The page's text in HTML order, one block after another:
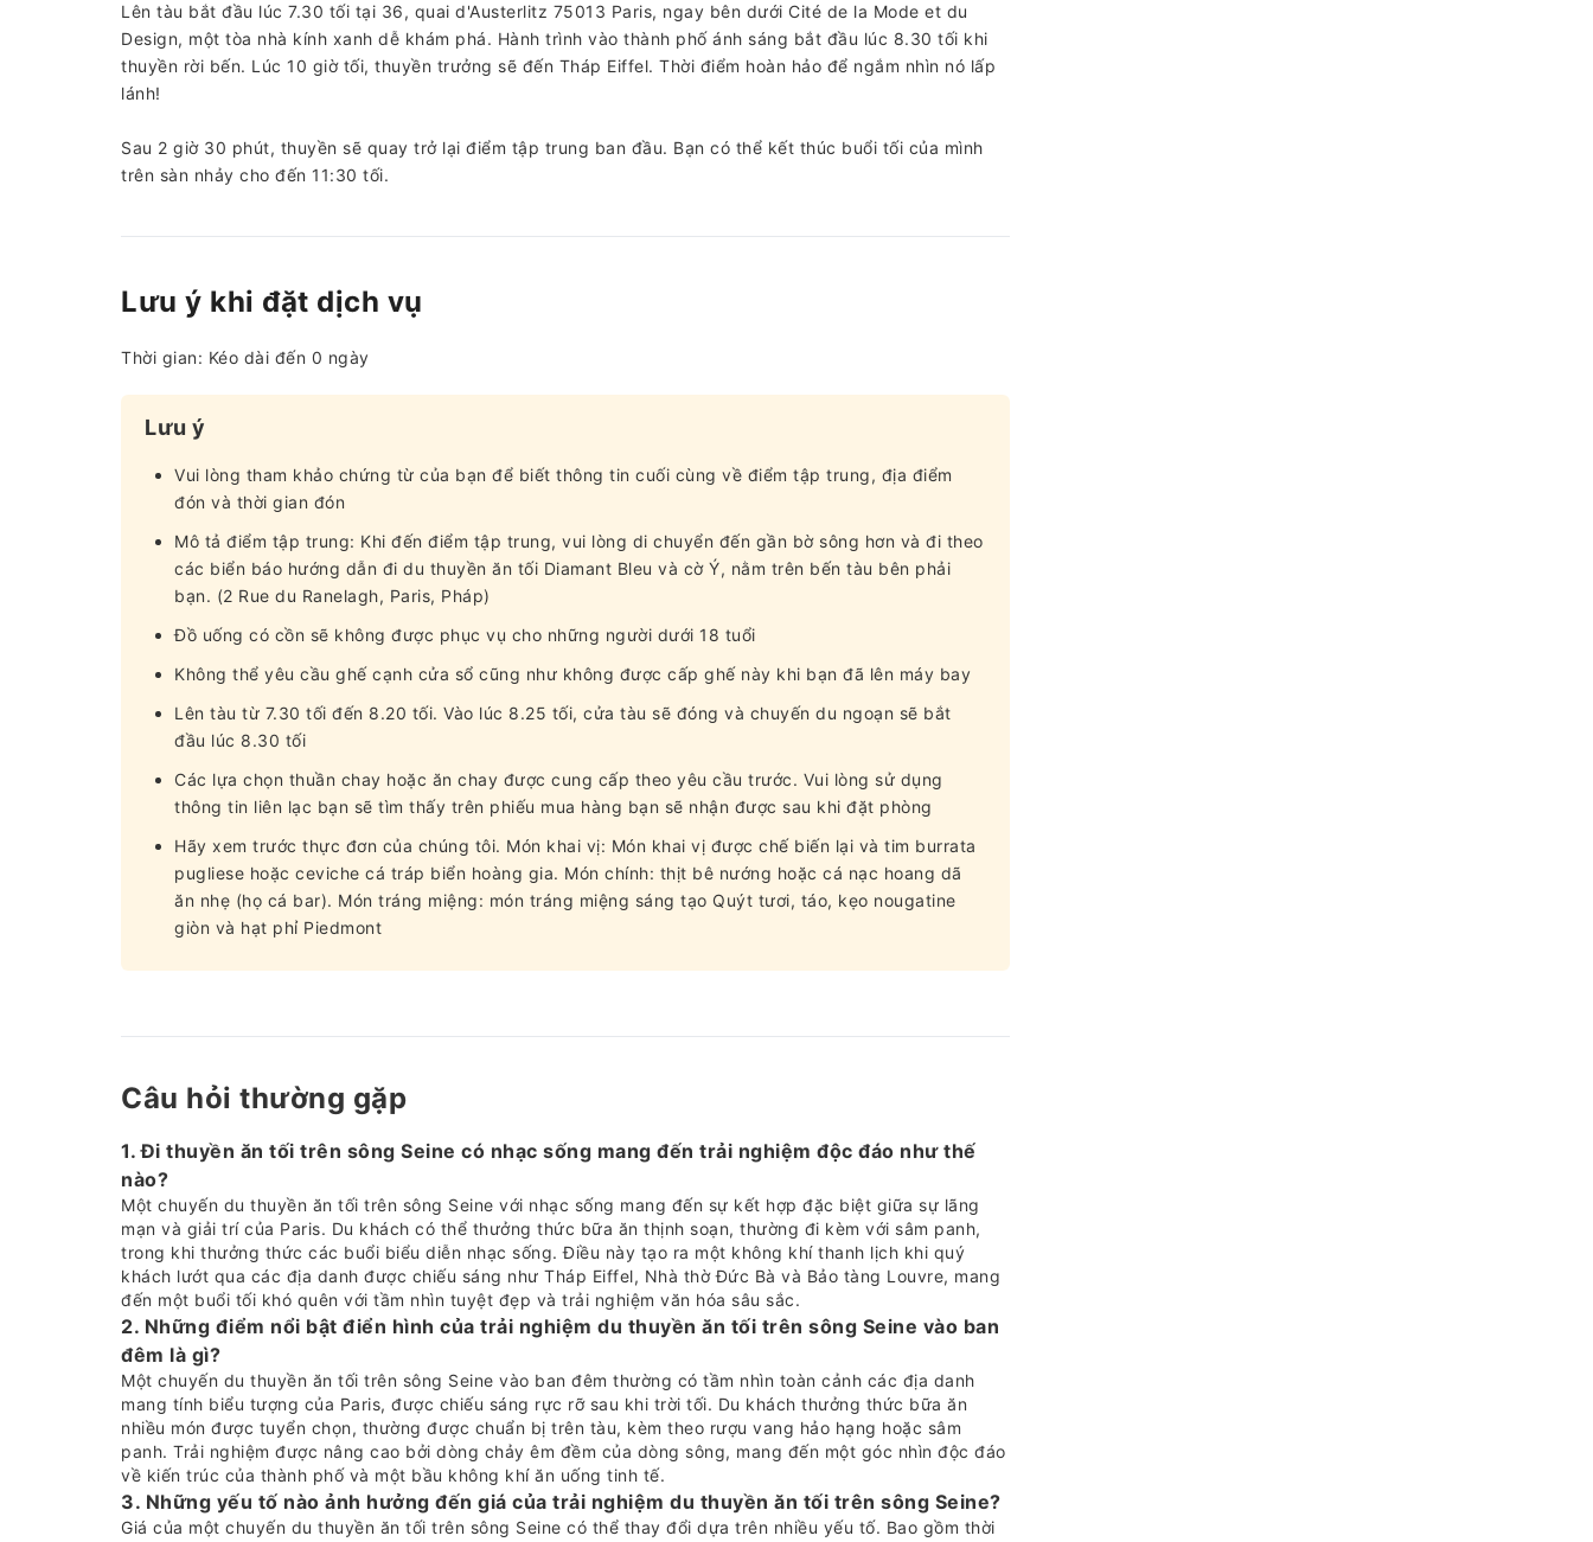
Lên tàu bắt đầu lúc 7.30 tối tại 36, quai d'Austerlitz 75013 Paris, ngay bên dưới Cité de la Mode et du
Design, một tòa nhà kính xanh dễ khám phá. Hành trình vào thành phố ánh sáng bắt đầu lúc 8.30 tối khi
thuyền rời bến. Lúc 10 giờ tối, thuyền trưởng sẽ đến Tháp Eiffel. Thời điểm hoàn hảo để ngắm nhìn nó lấp
lánh!
Sau 2 giờ 30 phút, thuyền sẽ quay trở lại điểm tập trung ban đầu. Bạn có thể kết thúc buổi tối của mình
trên sàn nhảy cho đến 11:30 tối.
Lưu ý khi đặt dịch vụ
Thời gian: Kéo dài đến 0 ngày
Lưu ý
Vui lòng tham khảo chứng từ của bạn để biết thông tin cuối cùng về điểm tập trung, địa điểm
đón và thời gian đón
Mô tả điểm tập trung: Khi đến điểm tập trung, vui lòng di chuyển đến gần bờ sông hơn và đi theo
các biển báo hướng dẫn đi du thuyền ăn tối Diamant Bleu và cờ Ý, nằm trên bến tàu bên phải
bạn. (2 Rue du Ranelagh, Paris, Pháp)
Đồ uống có cồn sẽ không được phục vụ cho những người dưới 18 tuổi
Không thể yêu cầu ghế cạnh cửa sổ cũng như không được cấp ghế này khi bạn đã lên máy bay
Lên tàu từ 7.30 tối đến 8.20 tối. Vào lúc 8.25 tối, cửa tàu sẽ đóng và chuyến du ngoạn sẽ bắt
đầu lúc 8.30 tối
Các lựa chọn thuần chay hoặc ăn chay được cung cấp theo yêu cầu trước. Vui lòng sử dụng
thông tin liên lạc bạn sẽ tìm thấy trên phiếu mua hàng bạn sẽ nhận được sau khi đặt phòng
Hãy xem trước thực đơn của chúng tôi. Món khai vị: Món khai vị được chế biến lại và tim burrata
pugliese hoặc ceviche cá tráp biển hoàng gia. Món chính: thịt bê nướng hoặc cá nạc hoang dã
ăn nhẹ (họ cá bar). Món tráng miệng: món tráng miệng sáng tạo Quýt tươi, táo, kẹo nougatine
giòn và hạt phỉ Piedmont
Câu hỏi thường gặp
1. Đi thuyền ăn tối trên sông Seine có nhạc sống mang đến trải nghiệm độc đáo như thế
nào?
Một chuyến du thuyền ăn tối trên sông Seine với nhạc sống mang đến sự kết hợp đặc biệt giữa sự lãng
mạn và giải trí của Paris. Du khách có thể thưởng thức bữa ăn thịnh soạn, thường đi kèm với sâm panh,
trong khi thưởng thức các buổi biểu diễn nhạc sống. Điều này tạo ra một không khí thanh lịch khi quý
khách lướt qua các địa danh được chiếu sáng như Tháp Eiffel, Nhà thờ Đức Bà và Bảo tàng Louvre, mang
đến một buổi tối khó quên với tầm nhìn tuyệt đẹp và trải nghiệm văn hóa sâu sắc.
2. Những điểm nổi bật điển hình của trải nghiệm du thuyền ăn tối trên sông Seine vào ban
đêm là gì?
Một chuyến du thuyền ăn tối trên sông Seine vào ban đêm thường có tầm nhìn toàn cảnh các địa danh
mang tính biểu tượng của Paris, được chiếu sáng rực rỡ sau khi trời tối. Du khách thưởng thức bữa ăn
nhiều món được tuyển chọn, thường được chuẩn bị trên tàu, kèm theo rượu vang hảo hạng hoặc sâm
panh. Trải nghiệm được nâng cao bởi dòng chảy êm đềm của dòng sông, mang đến một góc nhìn độc đáo
về kiến trúc của thành phố và một bầu không khí ăn uống tinh tế.
3. Những yếu tố nào ảnh hưởng đến giá của trải nghiệm du thuyền ăn tối trên sông Seine?
Giá của một chuyến du thuyền ăn tối trên sông Seine có thể thay đổi dựa trên nhiều yếu tố. Bao gồm thời